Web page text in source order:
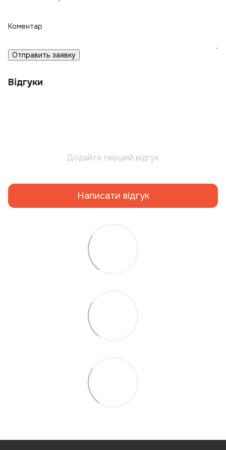
Коментар
Отправить заявку
Відгуки
Додайте перший відгук
Написати відгук